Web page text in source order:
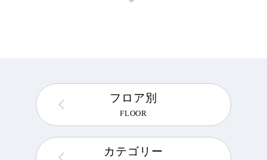
フロア別
FLOOR
カテゴリー